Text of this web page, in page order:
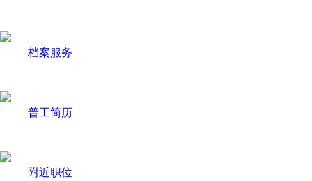
档案服务
普工简历
附近职位